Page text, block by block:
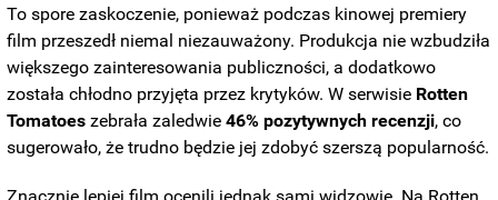
To spore zaskoczenie, ponieważ podczas kinowej premiery
film przeszedł niemal niezauważony. Produkcja nie wzbudziła
większego zainteresowania publiczności, a dodatkowo
została chłodno przyjęta przez krytyków. W serwisie Rotten
Tomatoes zebrała zaledwie46% pozytywnych recenzji, co
sugerowało, że trudno będzie jej zdobyć szerszą popularność.